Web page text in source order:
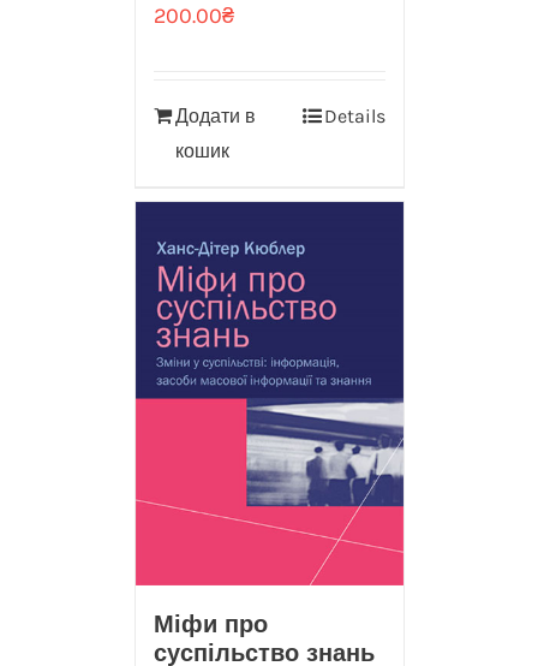
200.00₴
Додати в
кошик
Details
Міфи про
суспільство знань